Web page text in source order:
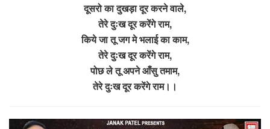
दूसरो का दुखड़ा दूर करने वाले,
तेरे दुःख दूर करेंगे राम,
किये जा तू जग मे भलाई का काम,
तेरे दुःख दूर करेंगे राम,
पोछ ले तू अपने आँसु तमाम,
तेरे दुःख दूर करेंगे राम।।